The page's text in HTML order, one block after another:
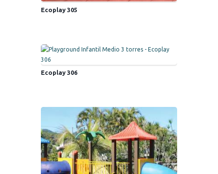
Ecoplay 305
Ecoplay 306